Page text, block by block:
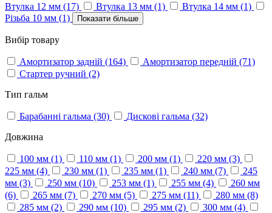
Втулка 12 мм (17) Втулка 13 мм (1) Втулка 14 мм (1)
Різьба 10 мм (1) Показати більше
Вибір товару
Амортизатор задній (164) Амортизатор передній (71)
Стартер ручний (2)
Тип гальм
Барабанні гальма (30) Дискові гальма (32)
Довжина
100 мм (1) 110 мм (1) 200 мм (1) 220 мм (3)
225 мм (4) 230 мм (1) 235 мм (1) 240 мм (7)
245
мм (3) 250 мм (10) 253 мм (1) 255 мм (4)
260 мм
(6)
265 мм (7) 270 мм (5) 275 мм (11) 280 мм (8)
285 мм (2) 290 мм (10) 295 мм (2) 300 мм (4)